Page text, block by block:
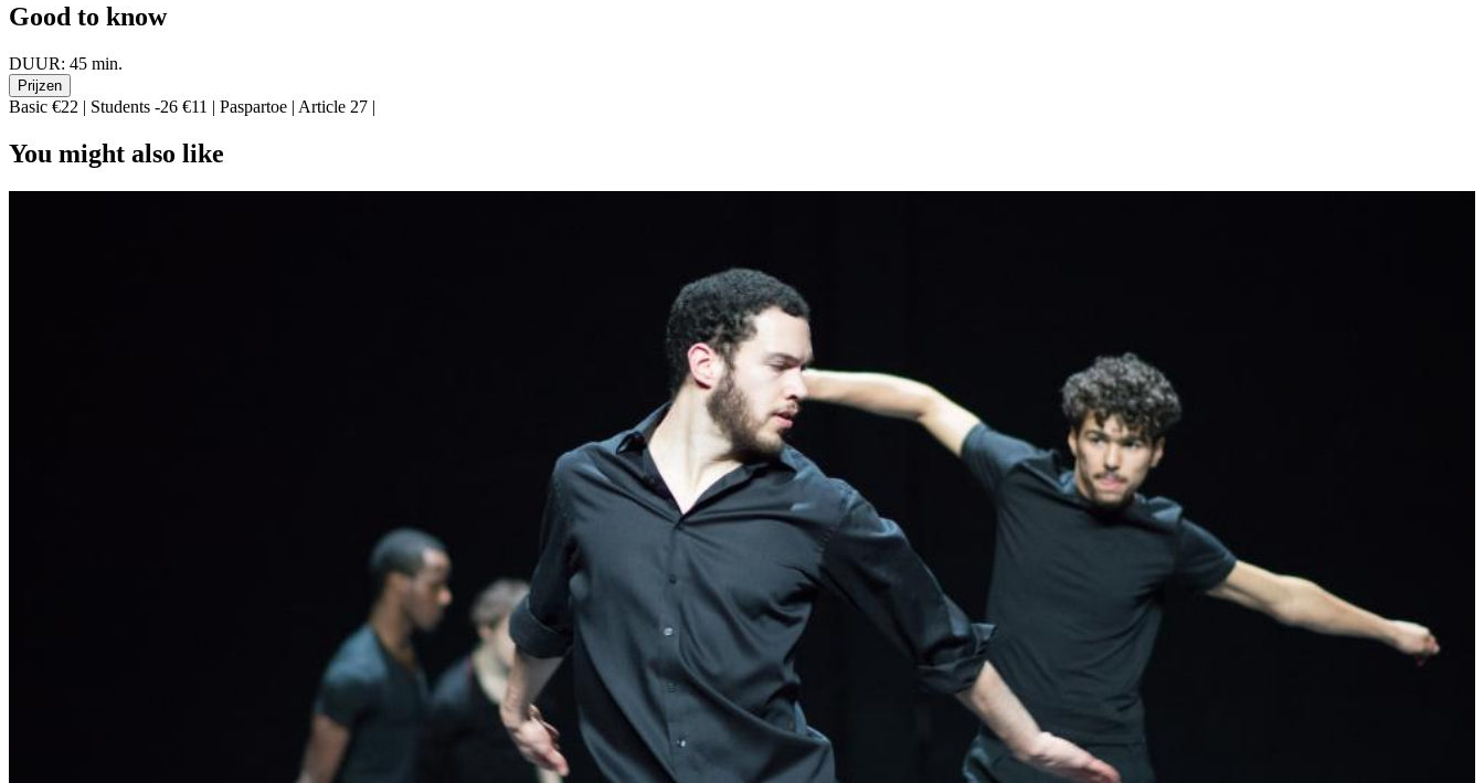
Good to know
DUUR: 45 min.
Prijzen
Basic €22 | Students -26 €11 | Paspartoe | Article 27 |
You might also like